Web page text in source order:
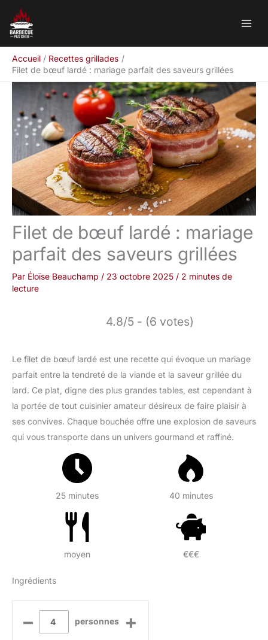
contenu
Accueil
Recettes grillades
Filet de bœuf lardé : mariage parfait des saveurs grillées
Filet de bœuf lardé : mariage
parfait des saveurs grillées
Par Éloïse Beauchamp / 23 octobre 2025 / 2 minutes de
lecture
4.8/5 - (6 votes)
Le filet de bœuf lardé est une recette qui évoque un mariage
parfait entre la tendreté de la viande et la saveur grillée du
lard. Ce plat, digne des plus grandes tables, est cependant à
la portée de tout cuisinier amateur désireux de faire plaisir à
ses convives. Chaque bouchée offre une explosion de saveurs
qui vous transporte dans un univers gourmand et raffiné.
25 minutes 40 minutes
moyen €€€
Ingrédients
– personnes +
Rechercher